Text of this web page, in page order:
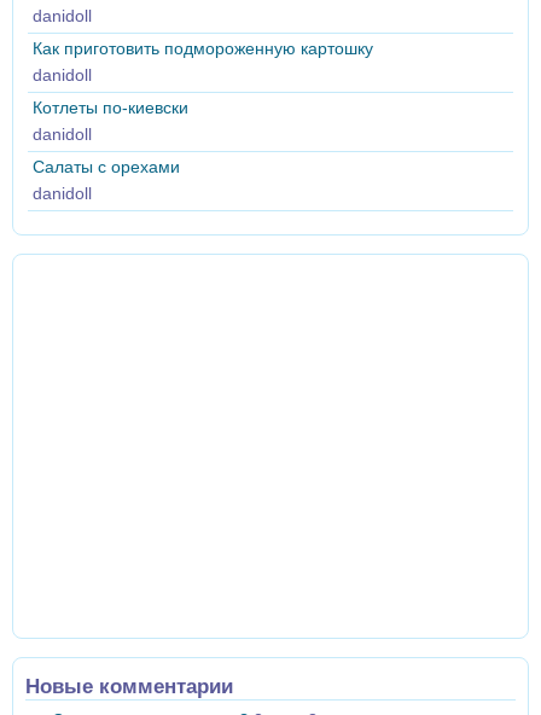
danidoll
Как приготовить подмороженную картошку
danidoll
Котлеты по-киевски
danidoll
Салаты с орехами
danidoll
Новые комментарии